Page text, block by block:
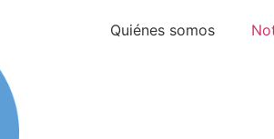
Quiénes somos